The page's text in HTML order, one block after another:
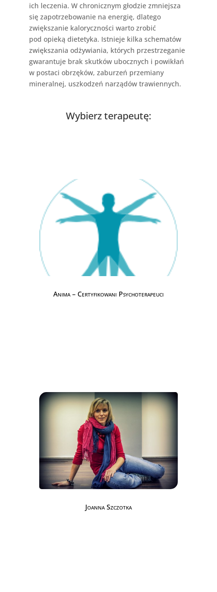
ich leczenia. W chronicznym głodzie zmniejsza
się zapotrzebowanie na energię, dlatego
zwiększanie kaloryczności warto zrobić
pod opieką dietetyka. Istnieje kilka schematów
zwiększania odżywiania, których przestrzeganie
gwarantuje brak skutków ubocznych i powikłań
w postaci obrzęków, zaburzeń przemiany
mineralnej, uszkodzeń narządów trawiennych.
Wybierz terapeutę:
Anima – Certyfikowani Psychoterapeuci
Joanna Szczotka